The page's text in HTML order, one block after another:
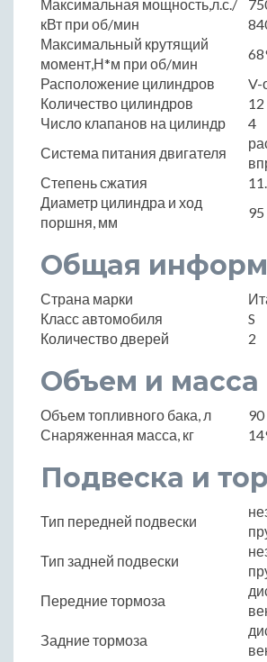
Максимальная мощность,л.с./
кВт при об/мин
Максимальный крутящий
момент,Н*м при об/мин
Расположение цилиндров
V-
Количество цилиндров
12
Число клапанов на цилиндр
4
Система питания двигателя
Степень сжатия
Диаметр цилиндра и ход
поршня, мм
95
Общая
Страна марки
Класс автомобиля
S
Количество дверей
2
Объем и масса
Объем топливного бака, л
90
Снаряженная масса, кг
Подвеска и
Тип передней подвески
Тип задней подвески
Передние тормоза
Задние тормоза